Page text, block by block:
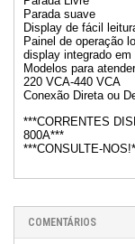
Parada suave
Display de fácil
Painel de operação
display integrado em
Modelos para
220 VCA-440 VCA
Conexão Direta ou
***CORRENTES
800A***
***CONSULTE-
COMENTÁRIOS